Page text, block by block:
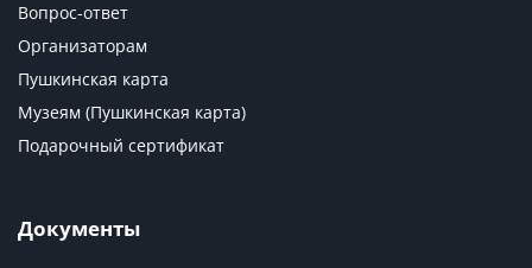
Вопрос-ответ
Организаторам
Пушкинская карта
Музеям (Пушкинская карта)
Подарочный сертификат
Документы